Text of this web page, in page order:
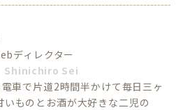
ディレクター
Shinichiro Sei
車で片道2時間半かけて毎日三ヶ
いものとお酒が大好きな二児の